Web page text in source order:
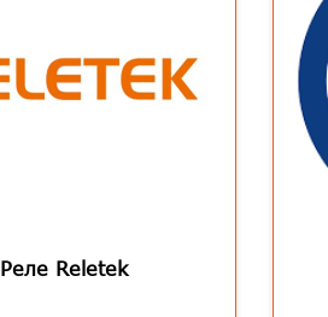
Реле Reletek